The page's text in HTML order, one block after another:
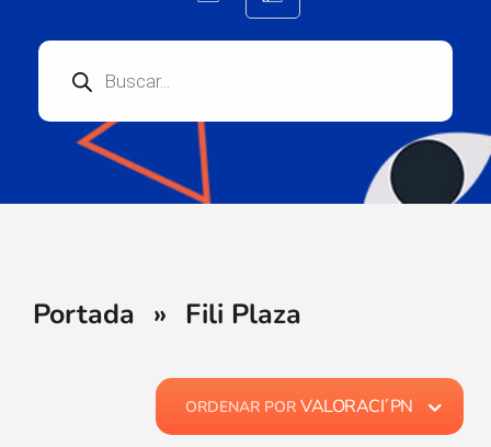
Portada » Fili Plaza
ORDENAR PORVALORACI´PN